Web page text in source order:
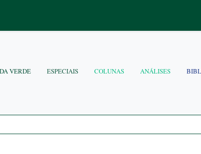
VERDE ESPECIAIS COLUNAS ANÁLISES